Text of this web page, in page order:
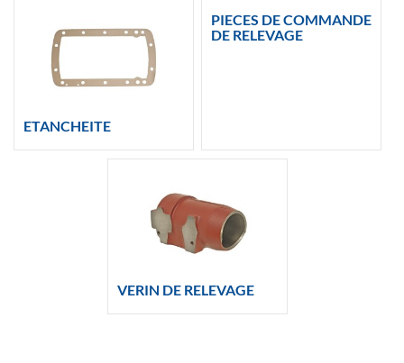
ETANCHEITE
PIECES DE COMMANDE
DE RELEVAGE
VERIN DE RELEVAGE